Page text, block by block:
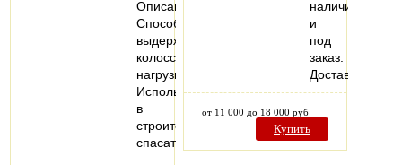
Описание:
Способны
выдерживать
колоссальные
нагрузки.
Используются
в
строительных,
спасательных…
наличии
и
под
заказ.
Доставка.
от 11 000 до 18 000 руб
Купить